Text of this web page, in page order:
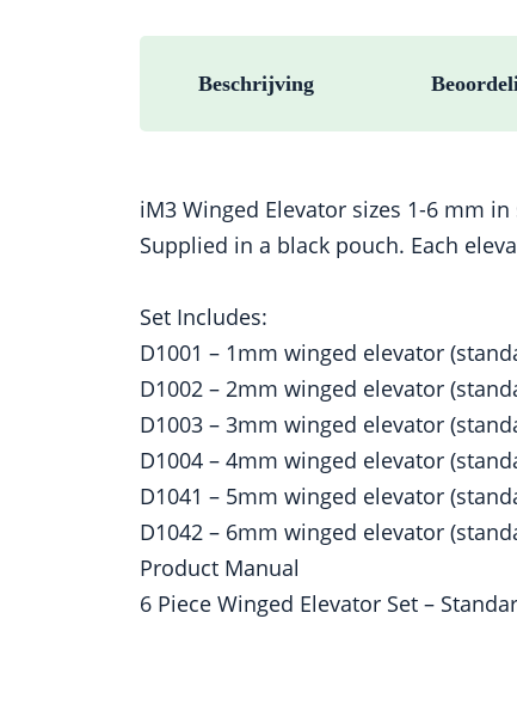
Beschrijving
iM3 Winged Elevator sizes 1-6 mm
Supplied in a black pouch. Each
Set Includes:
D1001 – 1mm winged elevator
D1002 – 2mm winged elevator
D1003 – 3mm winged elevator
D1004 – 4mm winged elevator
D1041 – 5mm winged elevator
D1042 – 6mm winged elevator
Product Manual
6 Piece Winged Elevator Set –